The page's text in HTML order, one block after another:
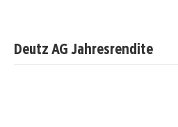
Deutz AG Jahresrendite